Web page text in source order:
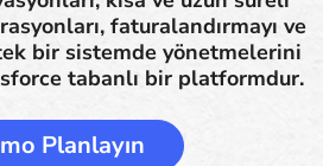
faturalandırmayı ve
bir sistemde yönetmelerini
tabanlı bir platformdur.
Planlayın